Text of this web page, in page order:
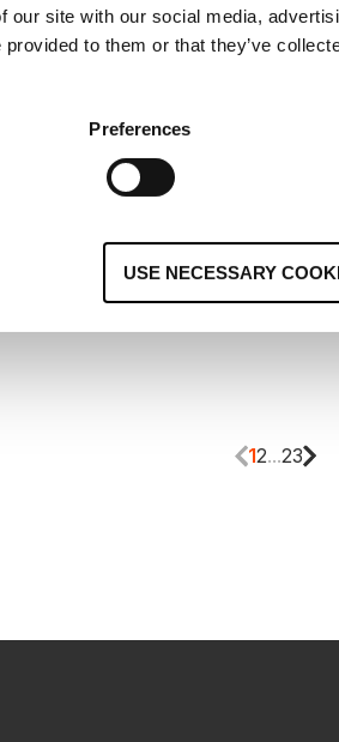
our site with our social media,
provided to them or that they’ve
Preferences
USE NECESSARY
Brand Awareness stärken:
Markenbekanntheit
zu steigern. ➨ Praktische Tipps und
Weiterlesen
12...23